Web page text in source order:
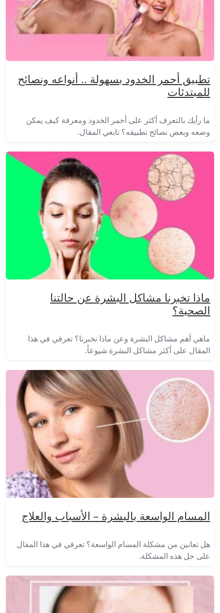
تطبيق أحمر الخدود بسهولة .. أنواعه ونصائح
للمبتدئات
ما رأيك بالتعرف أكثر على أحمر الخدود ومعرفة كيف يمكن
وضعه وبعض نصائح تطبيقه؟ تابعي المقال.
ماذا تخبرنا مشاكل البشرة عن حالتنا
الصحية؟
ماهي أهم مشاكل البشرة وعن ماذا تخبرنا؟ تعرفي في هذا
المقال على أكثر مشاكل البشرة شيوعاً.
المسام الواسعة بالبشرة – الأسباب والعلاج
هل تعانين من مشكلة المسام الواسعة؟ تعرفي في هذا المقال
على حل هذه المشكلة.